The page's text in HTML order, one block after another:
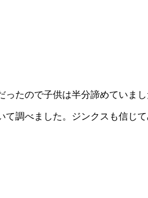
たので子供は半分諦めていま
調べました。ジンクスも信じ